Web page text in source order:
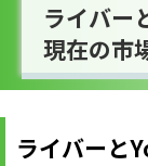
ライバー
現在の市
ライバーと